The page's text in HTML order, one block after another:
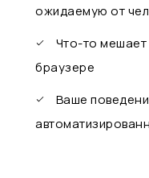
ожидаемую от
Что-то
браузере
Ваше